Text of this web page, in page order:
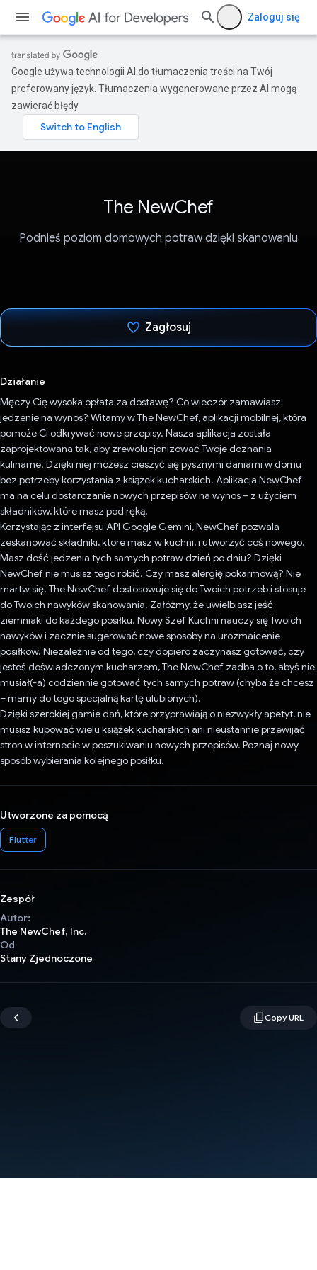
Zaloguj się
Google używa technologii AI do tłumaczenia treści na Twój
preferowany język. Tłumaczenia wygenerowane przez AI mogą
zawierać błędy.
The NewChef
Podnieś poziom domowych potraw dzięki skanowaniu
Zagłosuj
Działanie
Męczy Cię wysoka opłata za dostawę? Co wieczór zamawiasz
jedzenie na wynos? Witamy w The NewChef, aplikacji mobilnej, która
pomoże Ci odkrywać nowe przepisy. Nasza aplikacja została
zaprojektowana tak, aby zrewolucjonizować Twoje doznania
kulinarne. Dzięki niej możesz cieszyć się pysznymi daniami w domu
bez potrzeby korzystania z książek kucharskich. Aplikacja NewChef
ma na celu dostarczanie nowych przepisów na wynos – z użyciem
składników, które masz pod ręką.
Korzystając z interfejsu API Google Gemini, NewChef pozwala
zeskanować składniki, które masz w kuchni, i utworzyć coś nowego.
Masz dość jedzenia tych samych potraw dzień po dniu? Dzięki
NewChef nie musisz tego robić. Czy masz alergię pokarmową? Nie
martw się. The NewChef dostosowuje się do Twoich potrzeb i stosuje
do Twoich nawyków skanowania. Załóżmy, że uwielbiasz jeść
ziemniaki do każdego posiłku. Nowy Szef Kuchni nauczy się Twoich
nawyków i zacznie sugerować nowe sposoby na urozmaicenie
posiłków. Niezależnie od tego, czy dopiero zaczynasz gotować, czy
jesteś doświadczonym kucharzem, The NewChef zadba o to, abyś nie
musiał(-a) codziennie gotować tych samych potraw (chyba że chcesz
– mamy do tego specjalną kartę ulubionych).
Dzięki szerokiej gamie dań, które przyprawiają o niezwykły apetyt, nie
musisz kupować wielu książek kucharskich ani nieustannie przewijać
stron w internecie w poszukiwaniu nowych przepisów. Poznaj nowy
sposób wybierania kolejnego posiłku.
Utworzone za pomocą
Flutter
Zespół
Autor:
The NewChef, Inc.
Od
Stany Zjednoczone